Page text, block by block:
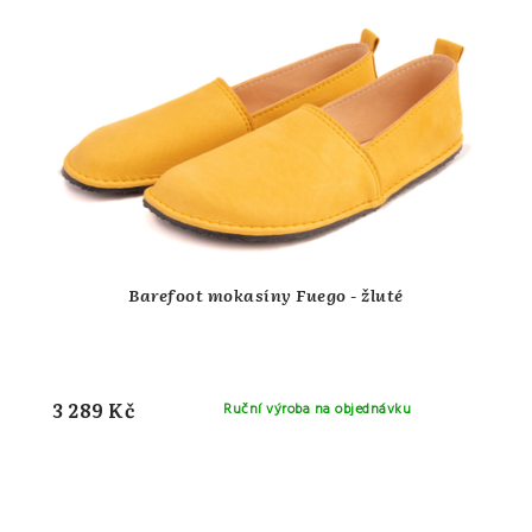
Barefoot mokasíny Fuego - žluté
Ruční výroba na objednávku
3 289 Kč